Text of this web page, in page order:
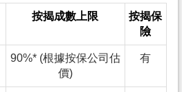
按揭成數上限
按揭保
險
90%* (根據按保公司估
價)
有